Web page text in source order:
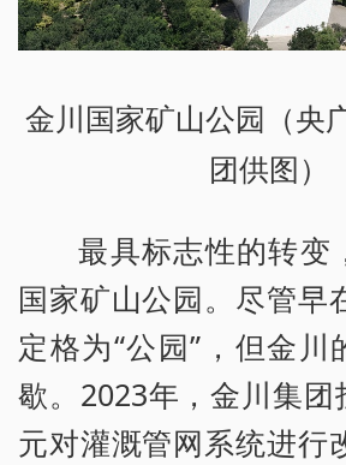
金川国家矿山公园（央
团供图）
最具标志性的转变
国家矿山公园。尽管早
定格为“公园”，但金川
歇。2023年，金川集团
元对灌溉管网系统进行